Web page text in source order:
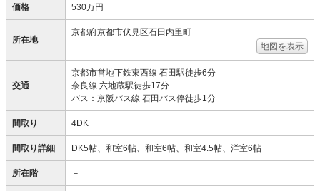
価格 530万円
所在地
京都府京都市伏見区石田内里町
地図を表示
交通
京都市営地下鉄東西線 石田駅徒歩6分
奈良線 六地蔵駅徒歩17分
バス：京阪バス線 石田バス停徒歩1分
間取り 4DK
間取り詳細 DK5帖、和室6帖、和室6帖、和室4.5帖、洋室6帖
所在階 －